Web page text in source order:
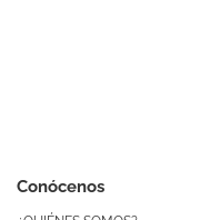
Conócenos